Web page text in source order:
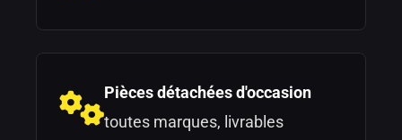
Pièces détachées d'occasion
toutes marques, livrables